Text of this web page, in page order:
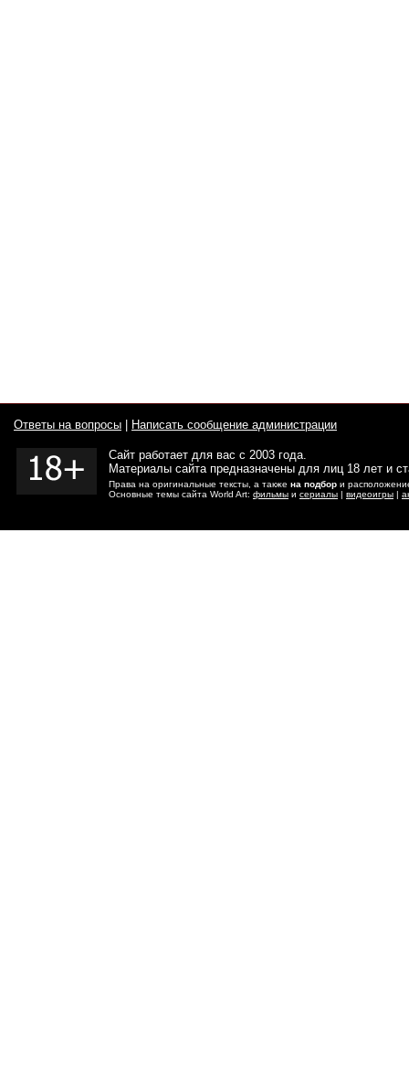
Ответы на вопросы Написать сообщение администрации
Сайт работает для вас с 2003 года.
Материалы сайта предназначены для лиц 18 лет и
Права на оригинальные тексты, а также на подбор и
Основные темы сайта World Art: фильмы и сериалы | видеоигры |